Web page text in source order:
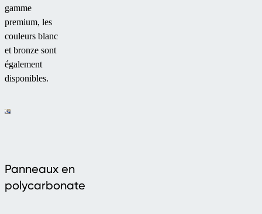
gamme
premium, les
couleurs blanc
et bronze sont
également
disponibles.
Panneaux en
polycarbonate